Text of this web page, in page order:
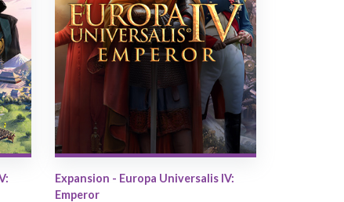
Expansion - Europa Universalis IV:
Emperor